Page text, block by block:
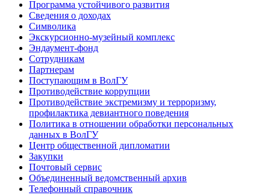
Программа устойчивого развития
Сведения о доходах
Символика
Экскурсионно-музейный комплекс
Эндаумент-фонд
Сотрудникам
Партнерам
Поступающим в ВолГУ
Противодействие коррупции
Противодействие экстремизму и терроризму,
профилактика девиантного поведения
Политика в отношении обработки персональных
данных в ВолГУ
Центр общественной дипломатии
Закупки
Почтовый сервис
Объединенный ведомственный архив
Телефонный справочник